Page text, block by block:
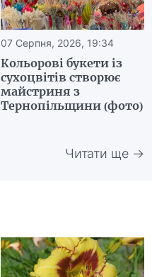
07 Серпня, 2026, 19:34
Кольорові букети із
сухоцвітів створює
майстриня з
Тернопільщини (фото)
Читати ще →